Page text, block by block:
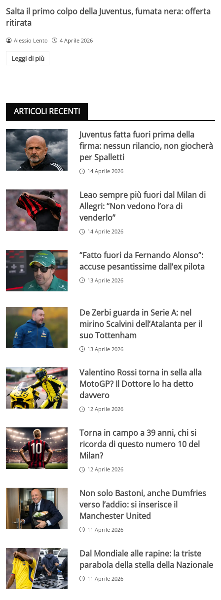
Salta il primo colpo della Juventus, fumata nera: offerta
ritirata
Alessio Lento 4 Aprile 2026
Leggi di più
ARTICOLI RECENTI
Juventus fatta fuori prima della
firma: nessun rilancio, non giocherà
per Spalletti
14 Aprile 2026
Leao sempre più fuori dal Milan di
Allegri: “Non vedono l’ora di
venderlo”
14 Aprile 2026
“Fatto fuori da Fernando Alonso”:
accuse pesantissime dall’ex pilota
13 Aprile 2026
De Zerbi guarda in Serie A: nel
mirino Scalvini dell’Atalanta per il
suo Tottenham
13 Aprile 2026
Valentino Rossi torna in sella alla
MotoGP? Il Dottore lo ha detto
davvero
12 Aprile 2026
Torna in campo a 39 anni, chi si
ricorda di questo numero 10 del
Milan?
12 Aprile 2026
Non solo Bastoni, anche Dumfries
verso l’addio: si inserisce il
Manchester United
11 Aprile 2026
Dal Mondiale alle rapine: la triste
parabola della stella della Nazionale
11 Aprile 2026